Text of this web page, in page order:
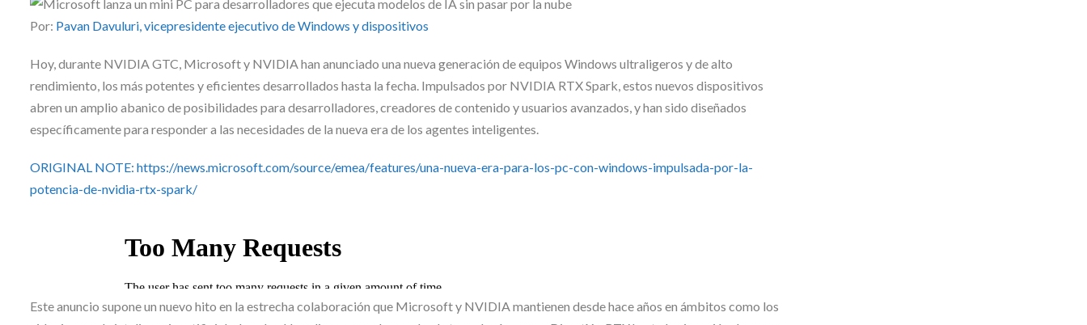
Por: Pavan Davuluri, vicepresidente ejecutivo de Windows y dispositivos
Hoy, durante NVIDIA GTC, Microsoft y NVIDIA han anunciado una nueva generación de equipos Windows ultraligeros y de alto
rendimiento, los más potentes y eficientes desarrollados hasta la fecha. Impulsados por NVIDIA RTX Spark, estos nuevos dispositivos
abren un amplio abanico de posibilidades para desarrolladores, creadores de contenido y usuarios avanzados, y han sido diseñados
específicamente para responder a las necesidades de la nueva era de los agentes inteligentes.
ORIGINAL NOTE: https://news.microsoft.com/source/emea/features/una-nueva-era-para-los-pc-con-windows-impulsada-por-la-
potencia-de-nvidia-rtx-spark/
Este anuncio supone un nuevo hito en la estrecha colaboración que Microsoft y NVIDIA mantienen desde hace años en ámbitos como los